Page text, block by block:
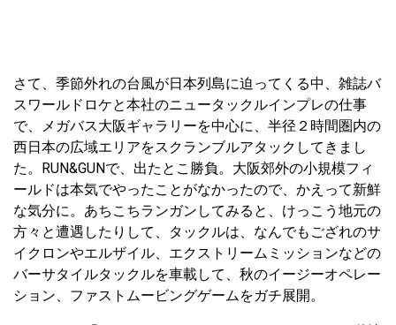
さて、季節外れの台風が日本列島に迫ってくる中、雑誌バ
スワールドロケと本社のニュータックルインプレの仕事
で、メガバス大阪ギャラリーを中心に、半径２時間圏内の
西日本の広域エリアをスクランブルアタックしてきまし
た。RUN&GUNで、出たとこ勝負。大阪郊外の小規模フィ
ールドは本気でやったことがなかったので、かえって新鮮
な気分に。あちこちランガンしてみると、けっこう地元の
方々と遭遇したりして、タックルは、なんでもござれのサ
イクロンやエルザイル、エクストリームミッションなどの
バーサタイルタックルを車載して、秋のイージーオペレー
ション、ファストムービングゲームをガチ展開。